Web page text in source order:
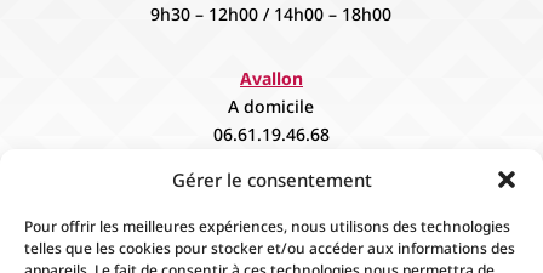
Gérer le consentement
Pour offrir les meilleures expériences, nous utilisons des technologies
telles que les cookies pour stocker et/ou accéder aux informations des
9h30 – 12h00 / 14h00 – 18h00
Avallon
A domicile
06.61.19.46.68
Sur rendez vous